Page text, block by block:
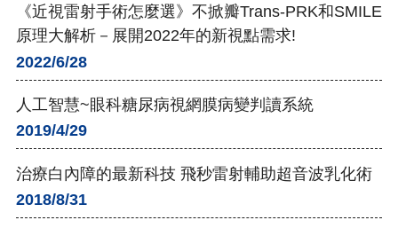
《近視雷射手術怎麼選》不掀瓣Trans-PRK和SMILE
原理大解析－展開2022年的新視點需求!
2022/6/28
人工智慧~眼科糖尿病視網膜病變判讀系統
2019/4/29
治療白內障的最新科技 飛秒雷射輔助超音波乳化術
2018/8/31